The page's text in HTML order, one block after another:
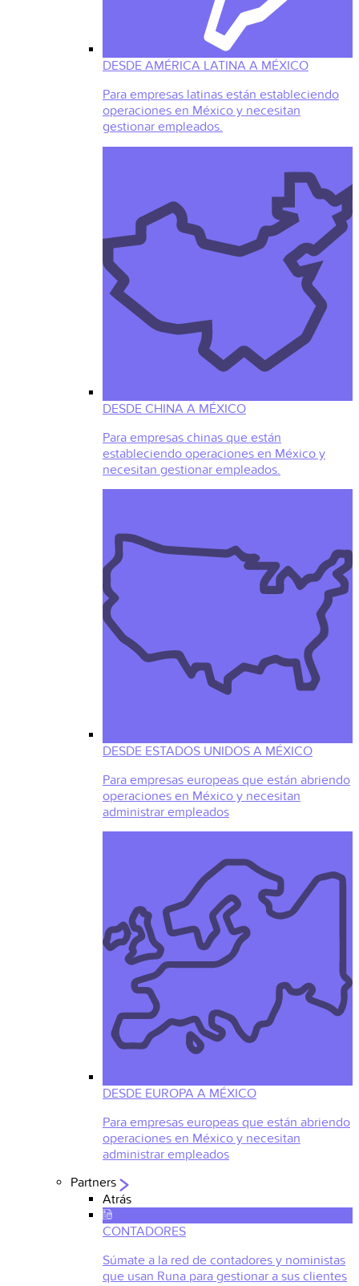
DESDE AMÉRICA LATINA A MÉXICO
Para empresas latinas están estableciendo
operaciones en México y necesitan
gestionar empleados.
DESDE CHINA A MÉXICO
Para empresas chinas que están
estableciendo operaciones en México y
necesitan gestionar empleados.
DESDE ESTADOS UNIDOS A MÉXICO
Para empresas europeas que están abriendo
operaciones en México y necesitan
administrar empleados
DESDE EUROPA A MÉXICO
Para empresas europeas que están abriendo
operaciones en México y necesitan
administrar empleados
Partners
Atrás
CONTADORES
Súmate a la red de contadores y noministas
que usan Runa para gestionar a sus clientes